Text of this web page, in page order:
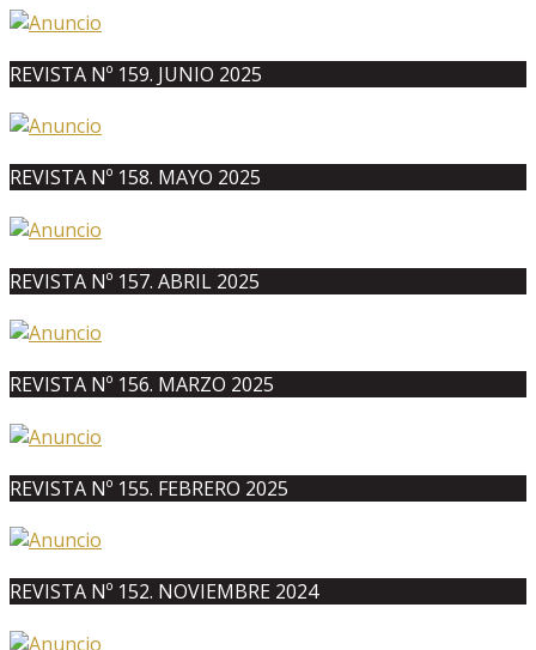
REVISTA Nº 159. JUNIO 2025
REVISTA Nº 158. MAYO 2025
REVISTA Nº 157. ABRIL 2025
REVISTA Nº 156. MARZO 2025
REVISTA Nº 155. FEBRERO 2025
REVISTA Nº 152. NOVIEMBRE 2024